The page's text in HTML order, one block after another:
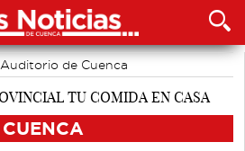
Auditorio de Cuenca
CUENCA